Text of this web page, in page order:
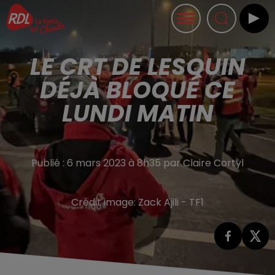
LE CRT DE LESQUIN
DÉJÀ BLOQUÉ CE
LUNDI MATIN
Publié : 6 mars 2023 à 8h35 par Claire Cortyl
Crédit image:Zack Ajili - TF1